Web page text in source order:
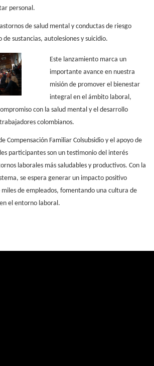
personal.
de salud mental y conductas de riesgo
de sustancias, autolesiones y suicidio.
Este lanzamiento marca un
importante avance en nuestra
misión de promover el bienestar
integral en el ámbito laboral,
con la salud mental y el desarrollo
colombianos.
Compensación Familiar Colsubsidio y el apoyo de
participantes son un testimonio del interés
laborales más saludables y productivos. Con la
se espera generar un impacto positivo
de empleados, fomentando una cultura de
el entorno laboral.